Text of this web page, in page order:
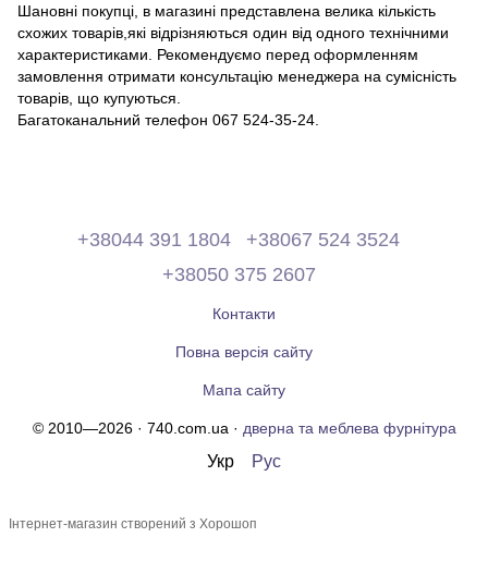
Шановні покупці, в магазині представлена ​​велика кількість
схожих товарів,які відрізняються один від одного технічними
характеристиками. Рекомендуємо перед оформленням
замовлення отримати консультацію менеджера на сумісність
товарів, що купуються.
Багатоканальний телефон 067 524-35-24.
+38044 391 1804
+38067 524 3524
+38050 375 2607
Контакти
Повна версія сайту
Мапа сайту
© 2010—2026 · 740.com.ua · дверна та меблева фурнітура
Укр Рус
Інтернет-магазин створений з Хорошоп